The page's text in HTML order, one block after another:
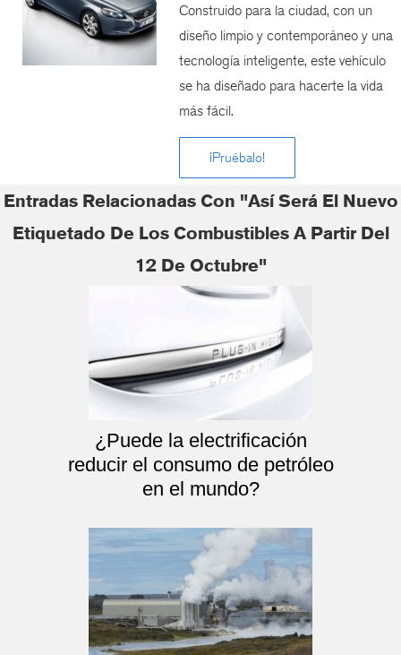
Construido para la ciudad, con un
diseño limpio y contemporáneo y una
tecnología inteligente, este vehículo
se ha diseñado para hacerte la vida
más fácil.
¡Pruébalo!
Entradas Relacionadas Con "Así Será El Nuevo
Etiquetado De Los Combustibles A Partir Del
12 De Octubre"
¿Puede la electrificación
reducir el consumo de petróleo
en el mundo?